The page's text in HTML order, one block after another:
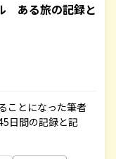
ある旅の記録と
ことになった筆者
日間の記録と記